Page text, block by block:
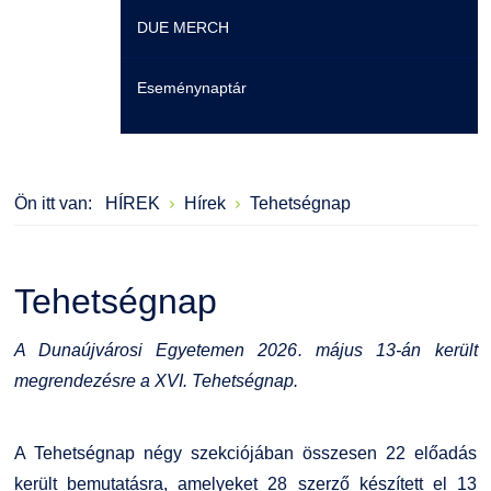
Moodle
Átjelentkezőknek
Karrier
Hallgatókra érvényes szabályzatok
Ösztöndíjak
Könyvtár
Szakmentori rendszer
Felnőttképzés
Neptun
Moodle
Családbarát Szolgáltató
Dokumentumok
Érdekvédelmi testületek
Szervezeti felépítés
Szabályzatok
Díjak, elismerések
Minőségirányítás
Intézményi és Tanulmányi Tájékoztató
DUE MERCH
Eseménynaptár
Ön itt van: HÍREK Hírek Tehetségnap
Tehetségnap
A Dunaújvárosi Egyetemen 2026. május 13-án került
megrendezésre a XVI. Tehetségnap.
A Tehetségnap négy szekciójában összesen 22 előadás
került bemutatásra, amelyeket 28 szerző készített el 13